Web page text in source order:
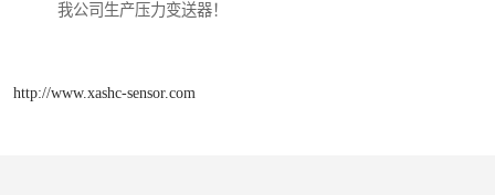
我公司生产压力变送器！
http://www.xashc-sensor.com